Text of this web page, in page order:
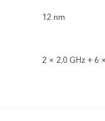
12 nm
2 × 2,0 GHz + 6